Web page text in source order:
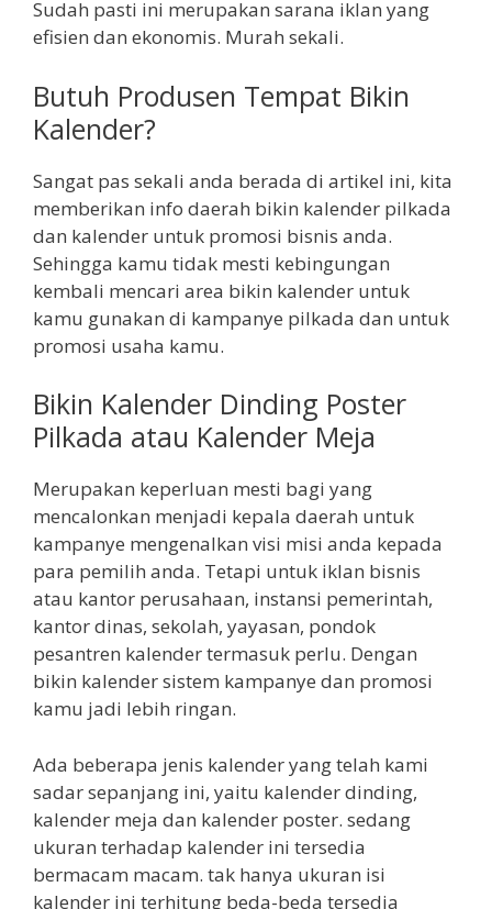
Sudah pasti ini merupakan sarana iklan yang
efisien dan ekonomis. Murah sekali.
Butuh Produsen Tempat Bikin
Kalender?
Sangat pas sekali anda berada di artikel ini, kita
memberikan info daerah bikin kalender pilkada
dan kalender untuk promosi bisnis anda.
Sehingga kamu tidak mesti kebingungan
kembali mencari area bikin kalender untuk
kamu gunakan di kampanye pilkada dan untuk
promosi usaha kamu.
Bikin Kalender Dinding Poster
Pilkada atau Kalender Meja
Merupakan keperluan mesti bagi yang
mencalonkan menjadi kepala daerah untuk
kampanye mengenalkan visi misi anda kepada
para pemilih anda. Tetapi untuk iklan bisnis
atau kantor perusahaan, instansi pemerintah,
kantor dinas, sekolah, yayasan, pondok
pesantren kalender termasuk perlu. Dengan
bikin kalender sistem kampanye dan promosi
kamu jadi lebih ringan.
Ada beberapa jenis kalender yang telah kami
sadar sepanjang ini, yaitu kalender dinding,
kalender meja dan kalender poster. sedang
ukuran terhadap kalender ini tersedia
bermacam macam. tak hanya ukuran isi
kalender ini terhitung beda-beda tersedia